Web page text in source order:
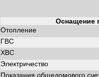
Оснащение
Отопление
ГВС
ХВС
Электричество
Показания общедомового